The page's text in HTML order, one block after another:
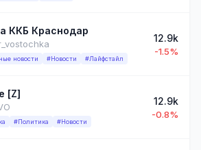
ККБ Краснодар
новости #Новости #Лайфстайл
12.9k
-1.5%
[Z]
#Политика #Новости
12.9k
-0.8%